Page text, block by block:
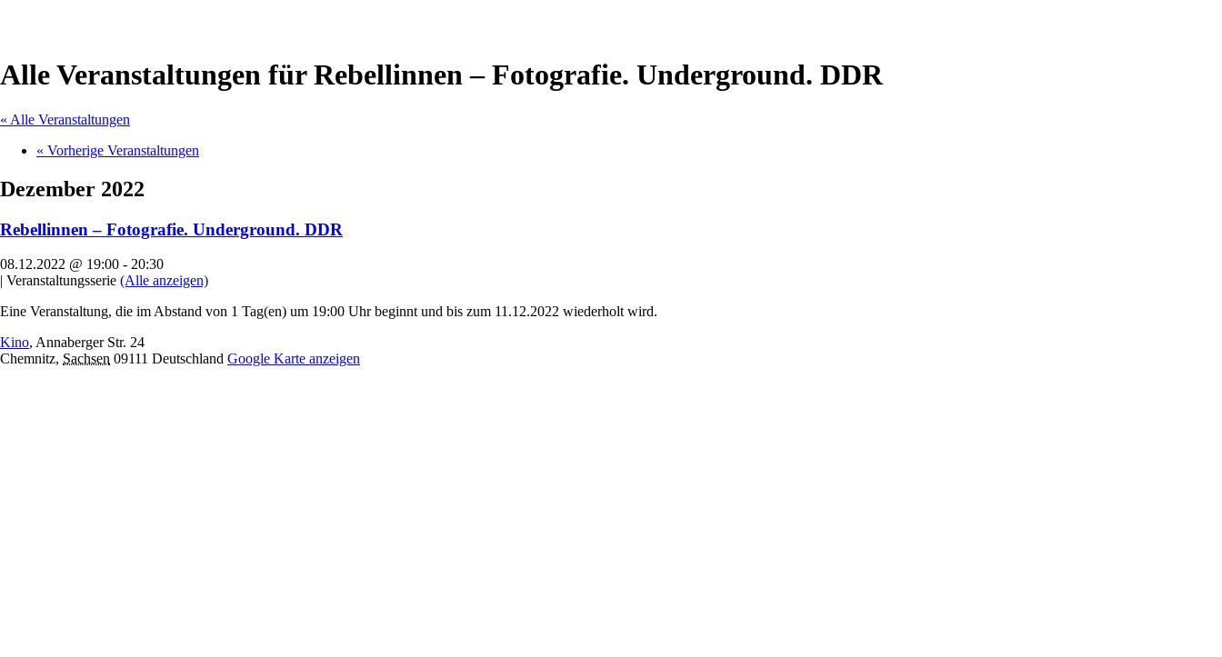
Alle Veranstaltungen für Rebellinnen – Fotografie. Underground. DDR
« Alle Veranstaltungen
« Vorherige Veranstaltungen
Dezember 2022
Rebellinnen – Fotografie. Underground. DDR
08.12.2022 @ 19:00 - 20:30
| Veranstaltungsserie (Alle anzeigen)
Eine Veranstaltung, die im Abstand von 1 Tag(en) um 19:00 Uhr beginnt und bis zum 11.12.2022 wiederholt wird.
Kino, Annaberger Str. 24
Chemnitz, Sachsen 09111 Deutschland Google Karte anzeigen